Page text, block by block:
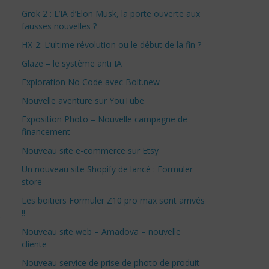
Grok 2 : L’IA d’Elon Musk, la porte ouverte aux
fausses nouvelles ?
HX-2: L’ultime révolution ou le début de la fin ?
Glaze – le système anti IA
Exploration No Code avec Bolt.new
Nouvelle aventure sur YouTube
Exposition Photo – Nouvelle campagne de
financement
Nouveau site e-commerce sur Etsy
Un nouveau site Shopify de lancé : Formuler
store
Les boitiers Formuler Z10 pro max sont arrivés
!!
Nouveau site web – Amadova – nouvelle
cliente
Nouveau service de prise de photo de produit